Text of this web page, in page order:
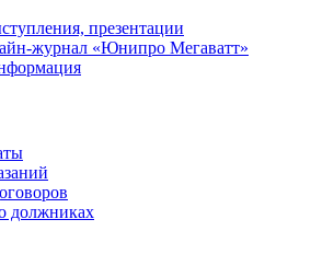
презентации
журнал «Юнипро Мегаватт»
должниках